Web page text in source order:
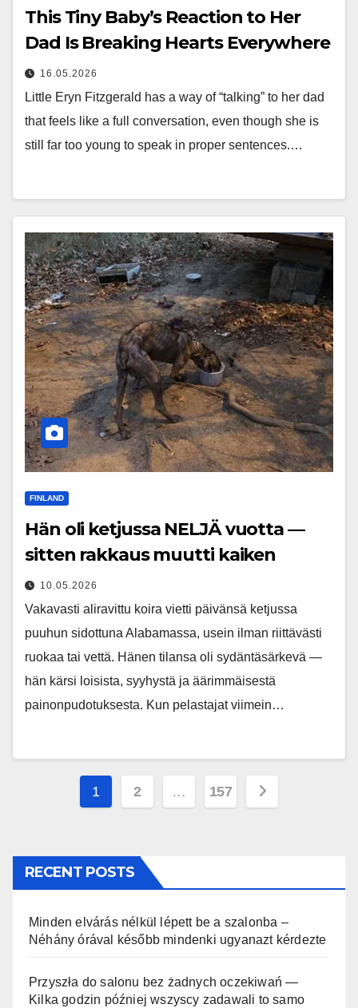
This Tiny Baby’s Reaction to Her
Dad Is Breaking Hearts Everywhere
16.05.2026
Little Eryn Fitzgerald has a way of “talking” to her dad
that feels like a full conversation, even though she is
still far too young to speak in proper sentences.…
FINLAND
Hän oli ketjussa NELJÄ vuotta —
sitten rakkaus muutti kaiken
10.05.2026
Vakavasti aliravittu koira vietti päivänsä ketjussa
puuhun sidottuna Alabamassa, usein ilman riittävästi
ruokaa tai vettä. Hänen tilansa oli sydäntäsärkevä —
hän kärsi loisista, syyhystä ja äärimmäisestä
painonpudotuksesta. Kun pelastajat viimein…
Posts
1 2 … 157
RECENT POSTS
Minden elvárás nélkül lépett be a szalonba –
Néhány órával később mindenki ugyanazt kérdezte
Przyszła do salonu bez żadnych oczekiwań —
Kilka godzin później wszyscy zadawali to samo